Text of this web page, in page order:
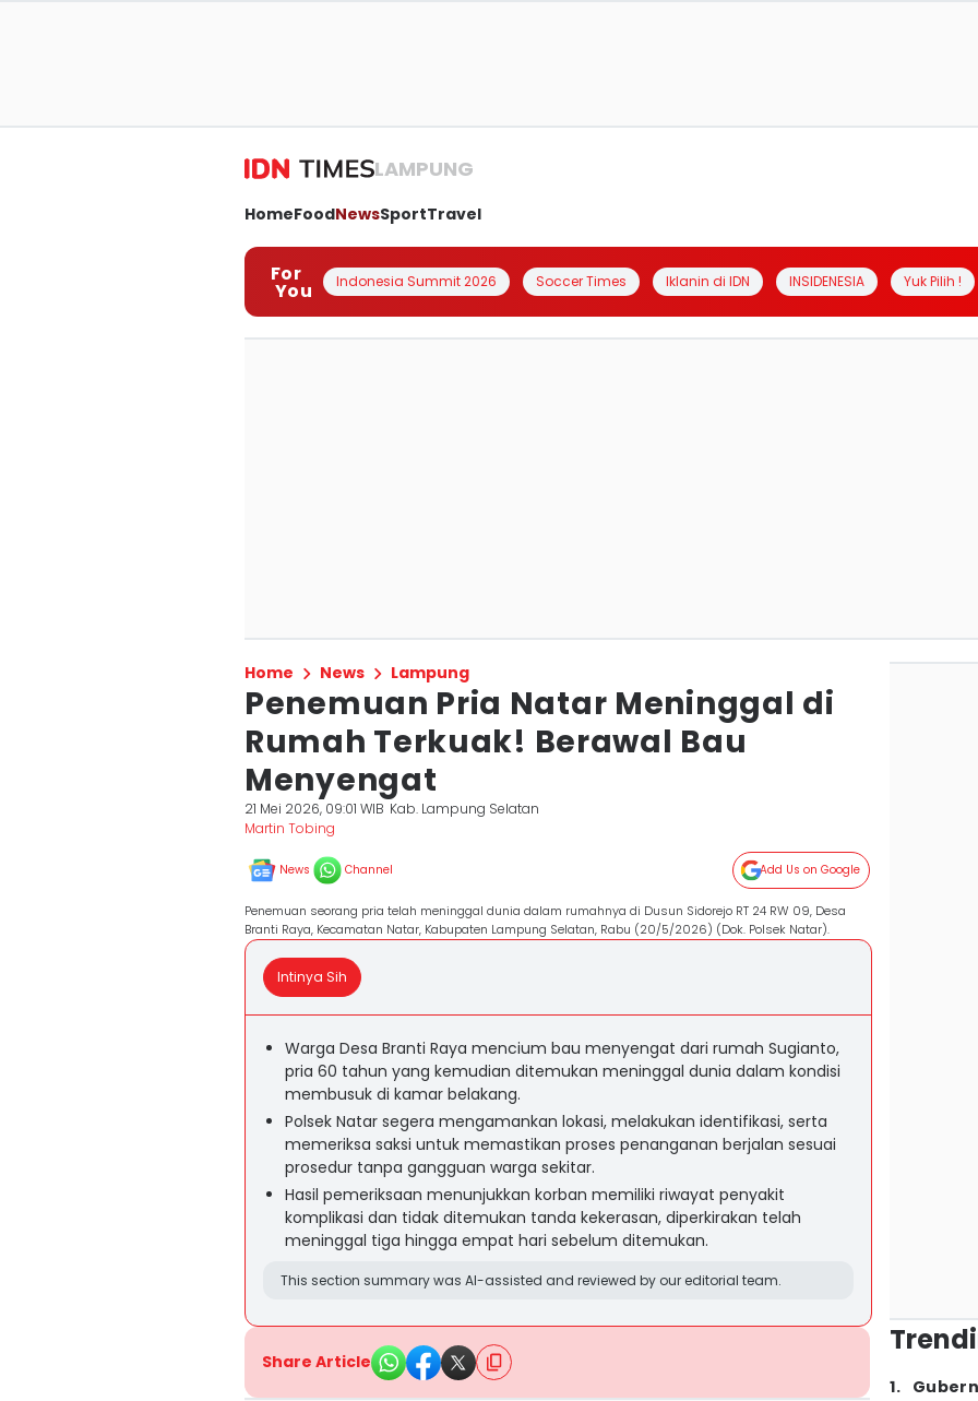
LAMPUNG
HomeFoodNewsSportTravel
For
You Indonesia Summit 2026 Soccer Times Iklanin di IDN INSIDENESIA Yuk Pilih !
Home News Lampung
Penemuan Pria Natar Meninggal di
Rumah Terkuak! Berawal Bau
Menyengat
21 Mei 2026, 09:01 WIB Kab. Lampung Selatan
Martin Tobing
News Channel Add Us on Google
Penemuan seorang pria telah meninggal dunia dalam rumahnya di Dusun Sidorejo RT 24 RW 09, Desa
Branti Raya, Kecamatan Natar, Kabupaten Lampung Selatan, Rabu (20/5/2026) (Dok. Polsek Natar).
Intinya Sih
Warga Desa Branti Raya mencium bau menyengat dari rumah Sugianto,
pria 60 tahun yang kemudian ditemukan meninggal dunia dalam kondisi
membusuk di kamar belakang.
Polsek Natar segera mengamankan lokasi, melakukan identifikasi, serta
memeriksa saksi untuk memastikan proses penanganan berjalan sesuai
prosedur tanpa gangguan warga sekitar.
Hasil pemeriksaan menunjukkan korban memiliki riwayat penyakit
komplikasi dan tidak ditemukan tanda kekerasan, diperkirakan telah
meninggal tiga hingga empat hari sebelum ditemukan.
This section summary was AI-assisted and reviewed by our editorial team.
Share Article
1.